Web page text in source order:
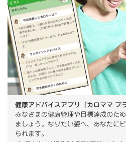
健康アドバイスアプリ『カロママ プ
みなさまの健康管理や目標達成のた
ましょう。なりたい姿へ、あなたに
られます。